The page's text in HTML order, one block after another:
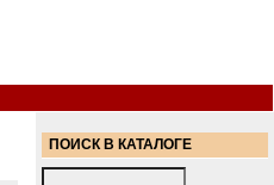
ПОИСК В КАТАЛОГЕ